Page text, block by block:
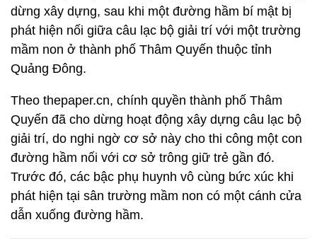
dừng xây dựng, sau khi một đường hầm bí mật bị
phát hiện nối giữa câu lạc bộ giải trí với một trường
mầm non ở thành phố Thâm Quyến thuộc tỉnh
Quảng Đông.
Theo thepaper.cn, chính quyền thành phố Thâm
Quyến đã cho dừng hoạt động xây dựng câu lạc bộ
giải trí, do nghi ngờ cơ sở này cho thi công một con
đường hầm nối với cơ sở trông giữ trẻ gần đó.
Trước đó, các bậc phụ huynh vô cùng bức xúc khi
phát hiện tại sân trường mầm non có một cánh cửa
dẫn xuống đường hầm.